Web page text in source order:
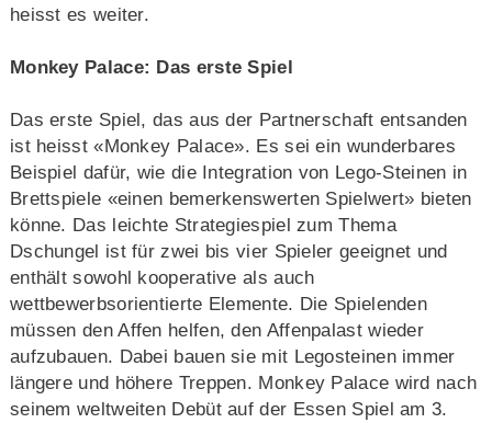
heisst es weiter.
Monkey Palace: Das erste Spiel
Das erste Spiel, das aus der Partnerschaft entsanden
ist heisst «Monkey Palace». Es sei ein wunderbares
Beispiel dafür, wie die Integration von Lego-Steinen in
Brettspiele «einen bemerkenswerten Spielwert» bieten
könne. Das leichte Strategiespiel zum Thema
Dschungel ist für zwei bis vier Spieler geeignet und
enthält sowohl kooperative als auch
wettbewerbsorientierte Elemente. Die Spielenden
müssen den Affen helfen, den Affenpalast wieder
aufzubauen. Dabei bauen sie mit Legosteinen immer
längere und höhere Treppen. Monkey Palace wird nach
seinem weltweiten Debüt auf der Essen Spiel am 3.